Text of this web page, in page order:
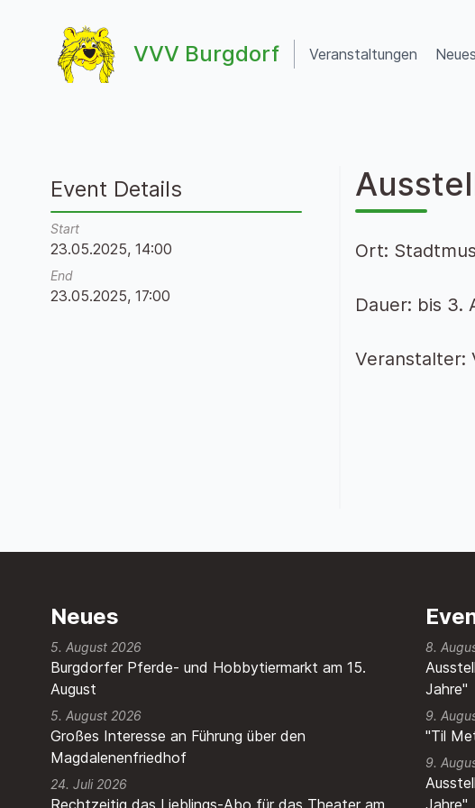
VVV Burgdorf
VVV Burgdorf
Veranstaltungen Neues
Ort:
Dauer: bis 3.
Veranstalter:
Event Details
Start
23.05.2025, 14:00
End
23.05.2025, 17:00
Neues
Burgdorfer Pferde- und Hobbytiermarkt am 15.
August
5. August 2026
Großes Interesse an Führung über den
Magdalenenfriedhof
5. August 2026
Rechtzeitig das Lieblings-Abo für das Theater am
24. Juli 2026
8.
Jahre"
9.
"Til
9.
Jahre"